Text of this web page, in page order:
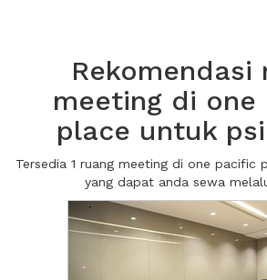
Rekomendasi
meeting di one
place untuk
Tersedia 1 ruang meeting di one pacific
yang dapat anda sewa
Previous